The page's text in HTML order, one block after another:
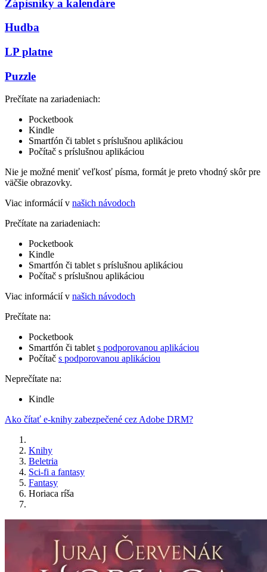
Zápisníky a kalendáre
Hudba
LP platne
Puzzle
Prečítate na zariadeniach:
Pocketbook
Kindle
Smartfón či tablet s príslušnou aplikáciou
Počítač s príslušnou aplikáciou
Nie je možné meniť veľkosť písma, formát je preto vhodný skôr pre
väčšie obrazovky.
Viac informácií v našich návodoch
Prečítate na zariadeniach:
Pocketbook
Kindle
Smartfón či tablet s príslušnou aplikáciou
Počítač s príslušnou aplikáciou
Viac informácií v našich návodoch
Prečítate na:
Pocketbook
Smartfón či tablet s podporovanou aplikáciou
Počítač s podporovanou aplikáciou
Neprečítate na:
Kindle
Ako čítať e-knihy zabezpečené cez Adobe DRM?
Knihy
Beletria
Sci-fi a fantasy
Fantasy
Horiaca ríša